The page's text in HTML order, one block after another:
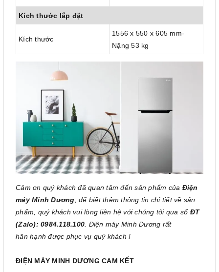
Kích thước lắp đặt
Kích thước
1556 x 550 x 605 mm-
Nặng 53 kg
Cảm ơn quý khách đã quan tâm đến sản phẩm của Điện
máy Minh Dương , để biết thêm thông tin chi tiết về sản
phẩm, quý khách vui lòng liên hệ với chúng tôi qua số ĐT
(Zalo): 0984.118.100 . Điện máy Minh Dương rất
hân hạnh được phục vụ quý khách !
ĐIỆN MÁY MINH DƯƠNG CAM KẾT